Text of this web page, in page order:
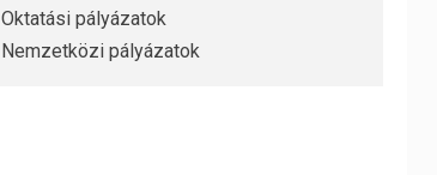
Oktatási pályázatok
Nemzetközi pályázatok